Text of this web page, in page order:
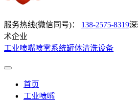
服务热线(微信同号)： 138-2575-8319
术企业
工业喷嘴喷雾系统罐体清洗设备
首页
工业喷嘴